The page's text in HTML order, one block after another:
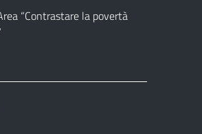
“Contrastare la povertà